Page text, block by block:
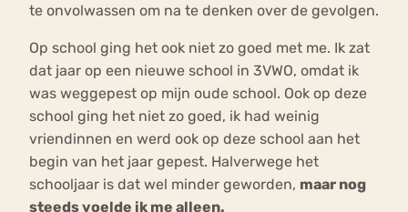
te onvolwassen om na te denken over de gevolgen.
Op school ging het ook niet zo goed met me. Ik zat
dat jaar op een nieuwe school in 3VWO, omdat ik
was weggepest op mijn oude school. Ook op deze
school ging het niet zo goed, ik had weinig
vriendinnen en werd ook op deze school aan het
begin van het jaar gepest. Halverwege het
schooljaar is dat wel minder geworden, maar nog
steeds voelde ik me alleen.